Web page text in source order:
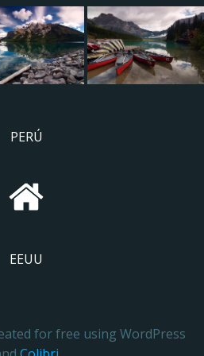
PERÚ
EEUU
for free using WordPress